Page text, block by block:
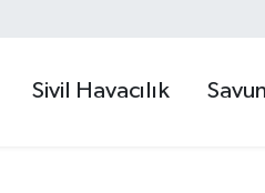
Sivil Havacılık